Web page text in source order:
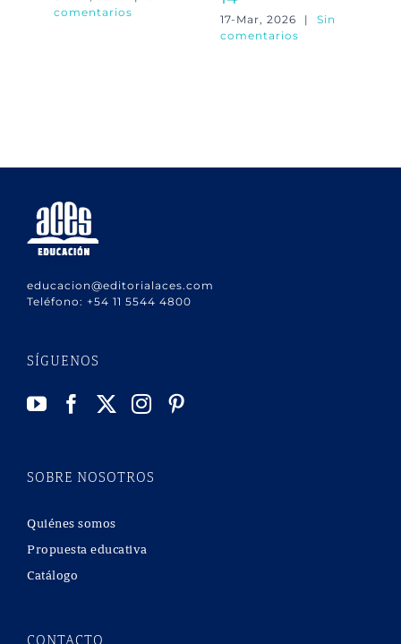
comentarios
17-Mar, 2026 |
Sin
comentarios
educacion@editorialaces.com
Teléfono: +54 11 5544 4800
SÍGUENOS
SOBRE NOSOTROS
Quiénes somos
Propuesta educativa
Catálogo